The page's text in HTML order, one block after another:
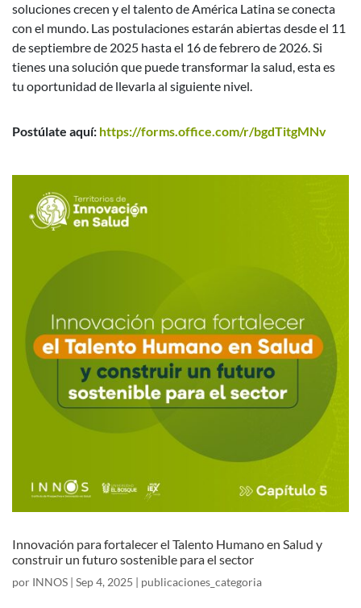
soluciones crecen y el talento de América Latina se conecta
con el mundo. Las postulaciones estarán abiertas desde el 11
de septiembre de 2025 hasta el 16 de febrero de 2026. Si
tienes una solución que puede transformar la salud, esta es
tu oportunidad de llevarla al siguiente nivel.
Postúlate aquí: https://forms.office.com/r/bgdTitgMNv
Innovación para fortalecer el Talento Humano en Salud y
construir un futuro sostenible para el sector
por INNOS | Sep 4, 2025 | publicaciones_categoria